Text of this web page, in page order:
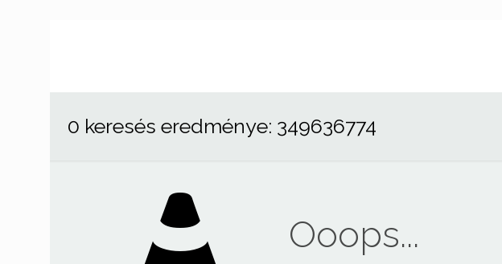
0 keresés eredménye: 349636774
Ooops...